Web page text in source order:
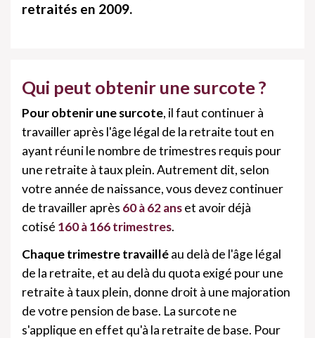
retraités en 2009.
Qui peut obtenir une surcote ?
Pour obtenir une surcote, il faut continuer à
travailler après l'âge légal de la retraite tout en
ayant réuni le nombre de trimestres requis pour
une retraite à taux plein. Autrement dit, selon
votre année de naissance, vous devez continuer
de travailler après 60 à 62 anset avoir déjà
cotisé 160 à 166 trimestres.
Chaque trimestre travailléau delà de l'âge légal
de la retraite, et au delà du quota exigé pour une
retraite à taux plein, donne droit à une majoration
de votre pension de base. La surcote ne
s'applique en effet qu'à la retraite de base. Pour